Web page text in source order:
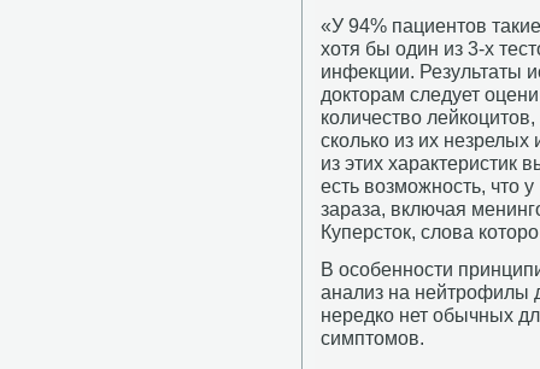
«У 94% пациентов
хотя бы один из 3-х
инфекции. Результаты
докторам следует
количество
сколько из их
из этих характеристик
есть возможность, что
зараза, включая
Куперсток, слова
В особенности
анализ на нейтрофилы
нередко нет обычных
симптомов.